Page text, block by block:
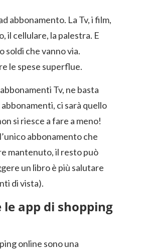
abbonamento. La Tv, i film,
il cellulare, la palestra. E
soldi che vanno via.
le spese superflue.
Tv, ne basta
ci sarà quello
si riesce a fare a meno!
abbonamento che
mantenuto, il resto può
un libro è più salutare
di vista).
le app di shopping
online sono una